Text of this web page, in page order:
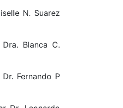
N. Sua­rez
Dra. Blan­ca C.
Dr. Fer­nan­do P